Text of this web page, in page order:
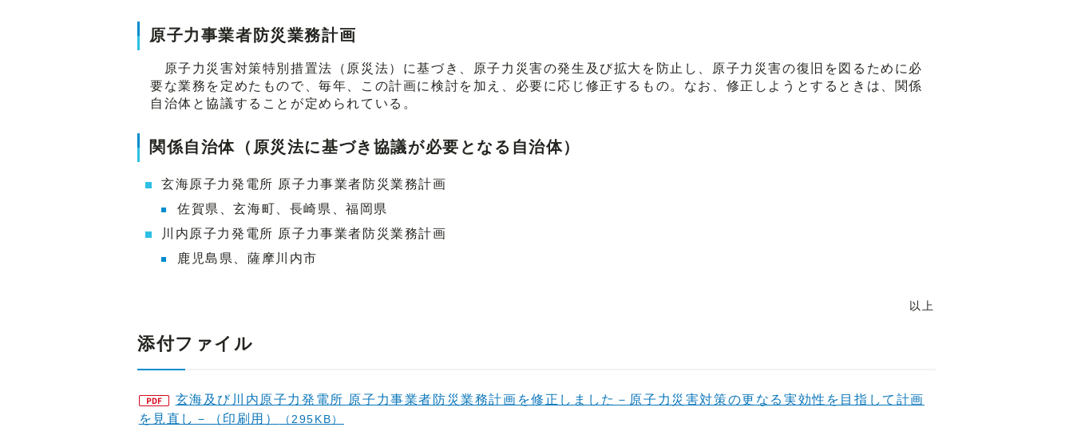
原子力事業者防災業務計画
原子力災害対策特別措置法（原災法）に基づき、原子力災害の発生及び拡大を防止し、原子力災害の復旧を図るために必
要な業務を定めたもので、毎年、この計画に検討を加え、必要に応じ修正するもの。なお、修正しようとするときは、関係
自治体と協議することが定められている。
関係自治体（原災法に基づき協議が必要となる自治体）
玄海原子力発電所 原子力事業者防災業務計画
佐賀県、玄海町、長崎県、福岡県
川内原子力発電所 原子力事業者防災業務計画
鹿児島県、薩摩川内市
以上
添付ファイル
玄海及び川内原子力発電所 原子力事業者防災業務計画を修正しました－原子力災害対策の更なる実効性を目指して計画
を見直し－（印刷用）
（295KB）